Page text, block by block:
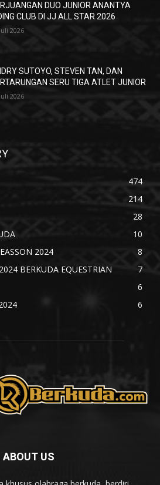
DUO JUNIOR ANANTYA
CLUB DI JJ ALL STAR 2026
2026
SUTOYO, STEVEN TAN, DAN
SERU TIGA ATLET JUNIOR
2026
474
214
28
10
2024
8
BERKUDA EQUESTRIAN
7
6
6
ABOUT US